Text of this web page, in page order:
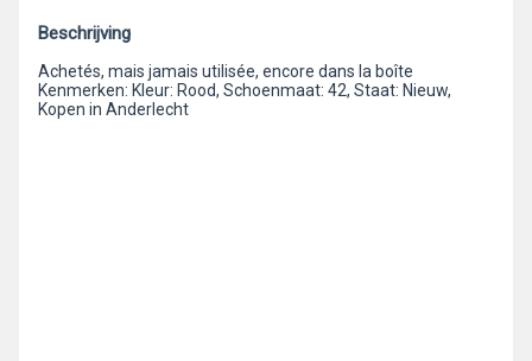
Beschrijving
Achetés, mais jamais utilisée, encore dans la boîte
Kenmerken: Kleur: Rood, Schoenmaat: 42, Staat: Nieuw,
Kopen in Anderlecht